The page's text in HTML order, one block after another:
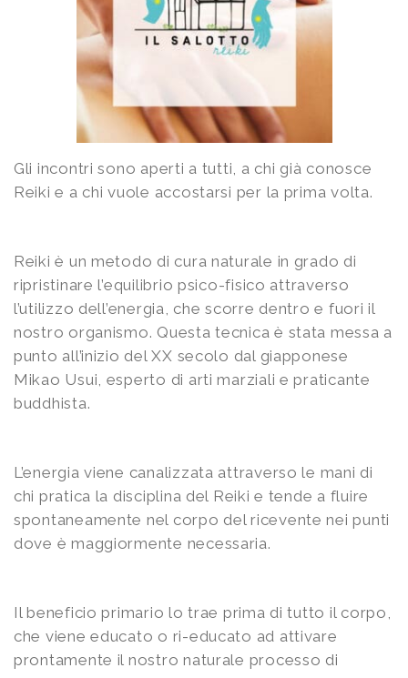
Gli incontri sono aperti a tutti, a chi già conosce
Reiki e a chi vuole accostarsi per la prima volta.
Reiki è un metodo di cura naturale in grado di
ripristinare l’equilibrio psico-fisico attraverso
l’utilizzo dell’energia, che scorre dentro e fuori il
nostro organismo. Questa tecnica è stata messa a
punto all’inizio del XX secolo dal giapponese
Mikao Usui, esperto di arti marziali e praticante
buddhista.
L’energia viene canalizzata attraverso le mani di
chi pratica la disciplina del Reiki e tende a fluire
spontaneamente nel corpo del ricevente nei punti
dove è maggiormente necessaria.
Il beneficio primario lo trae prima di tutto il corpo,
che viene educato o ri-educato ad attivare
prontamente il nostro naturale processo di